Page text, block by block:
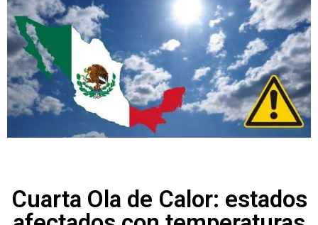
Cuarta Ola de Calor: estados